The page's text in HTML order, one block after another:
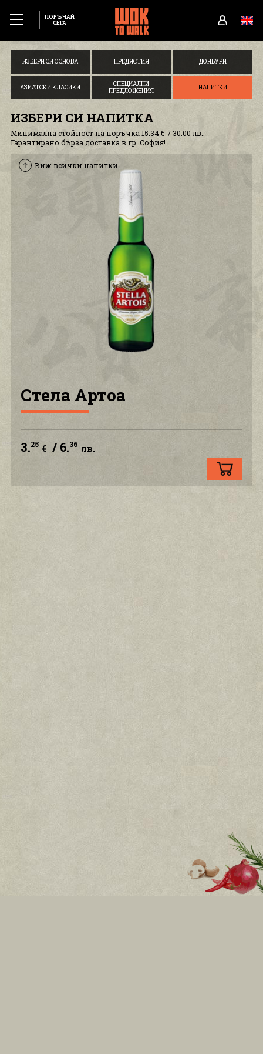
МЕНЮ
ЗА НАС
TUBORG X WOK TO WALK
РЕСТОРАНТИ
КАРИЕРИ
БИСКВИТКИ И ПОЛИТИКА
ИНФОРМАЦИЯ ЗА ДОСТАВКА
УСЛОВИЯ ЗА ПОЛЗВАНЕ
ПОЛИТИКА ЗА ПОВЕРИТЕЛНОСТ
КОНТАКТ С НАС
ПОРЪЧАЙ
СЕГА
ИЗБЕРИ СИ ОСНОВА ПРЕДЯСТИЯ ДОНБУРИ
АЗИАТСКИ КЛАСИКИ
СПЕЦИАЛНИ
ПРЕДЛОЖЕНИЯ
НАПИТКИ
ИЗБЕРИ СИ НАПИТКА
Минимална стойност на поръчка 15.34 € / 30.00 лв..
Гарантирано бърза доставка в гр. София!
Виж всички напитки
Стела Артоа
3.25 €/ 6.36 лв.